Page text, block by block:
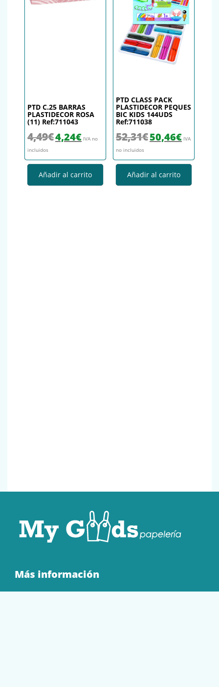
PTD C.25 BARRAS
PLASTIDECOR ROSA
(11) Ref:711043
4,49€ El precio original era: 4,49€.
4,24€El precio actual es: 4,24€.
IVA no
incluidos
Añadir al carrito
PTD CLASS PACK
PLASTIDECOR PEQUES
BIC KIDS 144UDS
Ref:711038
52,31€ El precio original era:
50,46€El precio
IVA
no incluidos
Añadir al carrito
Más información